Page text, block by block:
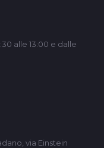
alle 13:00 e dalle
via Einstein